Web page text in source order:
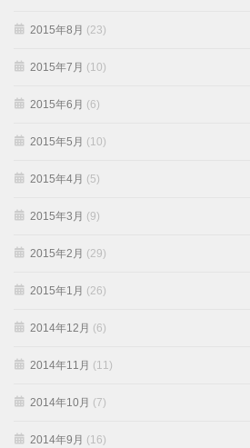
2015年8月 (23)
2015年7月 (10)
2015年6月 (6)
2015年5月 (10)
2015年4月 (5)
2015年3月 (9)
2015年2月 (29)
2015年1月 (26)
2014年12月 (6)
2014年11月 (11)
2014年10月 (7)
2014年9月 (16)